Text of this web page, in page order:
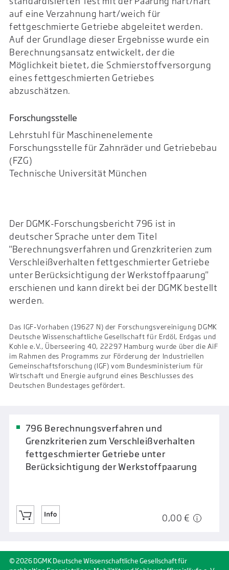
auf eine Verzahnung hart/weich für
fettgeschmierte Getriebe abgeleitet werden.
Auf der Grundlage dieser Ergebnisse wurde ein
Berechnungsansatz entwickelt, der die
Möglichkeit bietet, die Schmierstoffversorgung
eines fettgeschmierten Getriebes
abzuschätzen.
Forschungsstelle
Lehrstuhl für Maschinenelemente
Forschungsstelle für Zahnräder und Getriebebau
(FZG)
Technische Universität München
Der DGMK-Forschungsbericht 796 ist in
deutscher Sprache unter dem Titel
"Berechnungsverfahren und Grenzkriterien zum
Verschleißverhalten fettgeschmierter Getriebe
unter Berücksichtigung der Werkstoffpaarung"
erschienen und kann direkt bei der DGMK bestellt
werden.
Das IGF-Vorhaben (19627 N) der Forschungsvereinigung DGMK
Deutsche Wissenschaftliche Gesellschaft für Erdöl, Erdgas und
Kohle e.V., Überseering 40, 22297 Hamburg wurde über die AiF
im Rahmen des Programms zur Förderung der Industriellen
Gemeinschaftsforschung (IGF) vom Bundesministerium für
Wirtschaft und Energie aufgrund eines Beschlusses des
Deutschen Bundestages gefördert.
796 Berechnungsverfahren und
Grenzkriterien zum Verschleißverhalten
fettgeschmierter Getriebe unter
Berücksichtigung der Werkstoffpaarung
0,00 €
© 2026 DGMK Deutsche Wissenschaftliche Gesellschaft für